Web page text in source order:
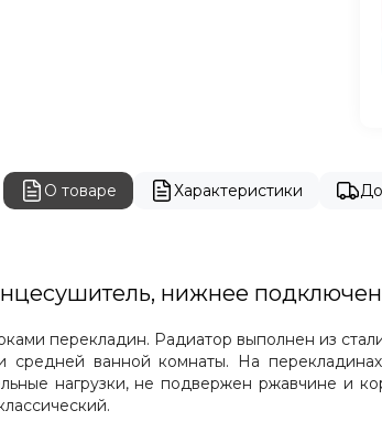
О товаре Характеристики
нижнее
перекладин. Радиатор выполнен из
средней ванной комнаты. На
нагрузки, не подвержен ржавчине и